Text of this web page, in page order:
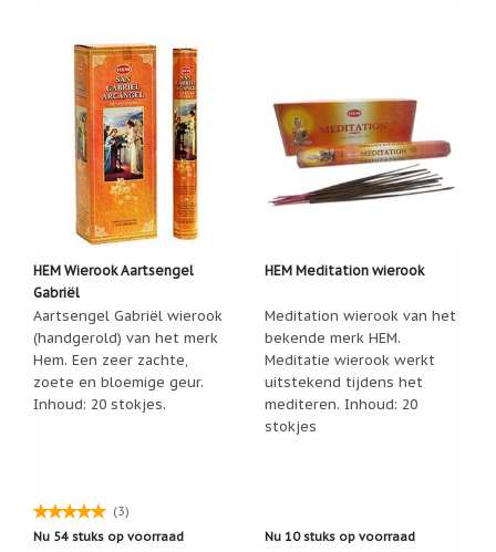
verlanglijstje
Infolinks
Redenen.....
een
cadeautje
voor....
Mijn
Webwinkelkeur
inpakservice
HEM Wierook Aartsengel
Gabriël
Aartsengel Gabriël wierook
(handgerold) van het merk
Hem. Een zeer zachte,
zoete en bloemige geur.
Inhoud: 20 stokjes.
(3)
Nu 54 stuks op voorraad
HEM Meditation wierook
Meditation wierook van het
bekende merk HEM.
Meditatie wierook werkt
uitstekend tijdens het
mediteren. Inhoud: 20
stokjes
Nu 10 stuks op voorraad